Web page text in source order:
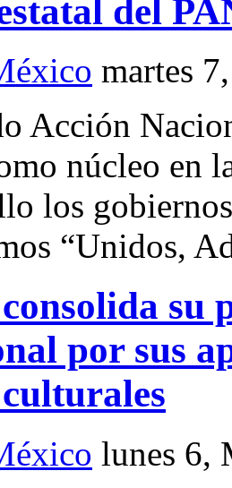
del
martes
Acción
núcleo en
los
“Unidos,
su
por sus
lunes 6,